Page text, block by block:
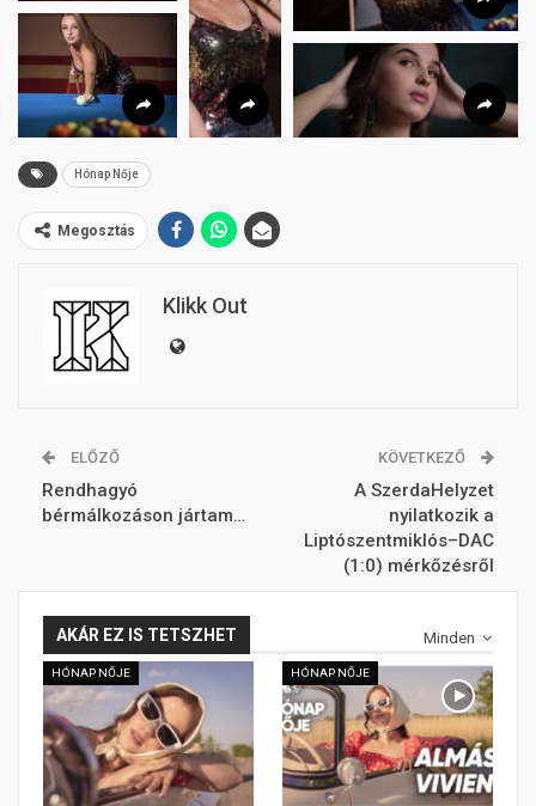
Hónap Nője
Megosztás
Klikk Out
ELŐZŐ
Rendhagyó
bérmálkozáson jártam…
KÖVETKEZŐ
A SzerdaHelyzet
nyilatkozik a
Liptószentmiklós–DAC
(1:0) mérkőzésről
Minden
AKÁR EZ IS TETSZHET
HÓNAP NŐJE HÓNAP NŐJE